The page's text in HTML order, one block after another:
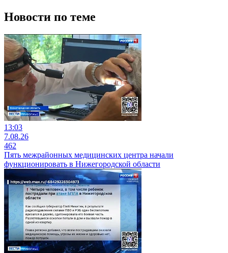
Новости по теме
13:03
7.08.26
462
Пять межрайонных медицинских центра начали
функционировать в Нижегородской области